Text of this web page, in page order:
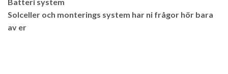
Solceller och monterings system har ni frågor hör bara
av er